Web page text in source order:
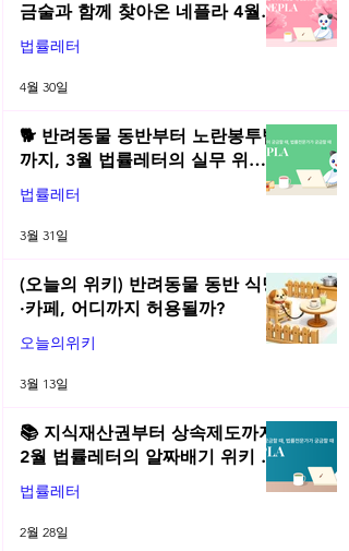
금술과 함께 찾아온 네플라 4월
법률레터
법률레터
4월 30일
🐕 반려동물 동반부터 노란봉투법
까지, 3월 법률레터의 실무 위키
총정리! | 2026년 3월 네플라 법률
레터
법률레터
3월 31일
(오늘의 위키) 반려동물 동반 식당
·카페, 어디까지 허용될까?
오늘의위키
3월 13일
📚 지식재산권부터 상속제도까지,
2월 법률레터의 알짜배기 위키 모
음! | 2026년 2월 네플라 법률레터
법률레터
2월 28일